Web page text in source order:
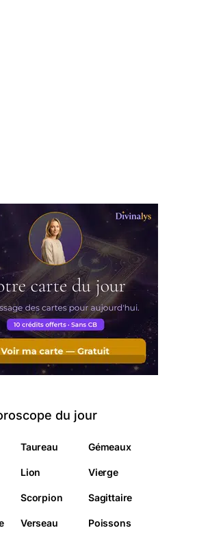
du jour
Taureau Gémeaux
Lion Vierge
Scorpion Sagittaire
Verseau Poissons